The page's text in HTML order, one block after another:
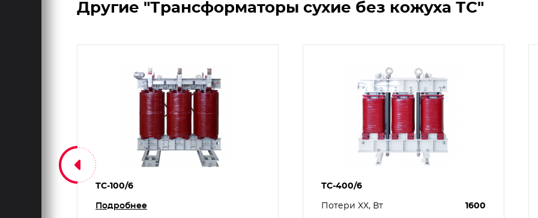
Другие "Трансформаторы сухие без кожуха ТС"
ТС-100/6
Подробнее
ТС-400/6
Потери ХХ, Вт 1600